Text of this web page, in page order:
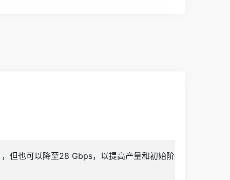
但也可以降至28 Gbps，以提高产量和初始阶